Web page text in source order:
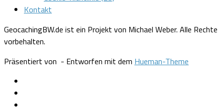
Kontakt
GeocachingBW.de ist ein Projekt von Michael Weber. Alle Rechte
vorbehalten.
Präsentiert von - Entworfen mit dem Hueman-Theme